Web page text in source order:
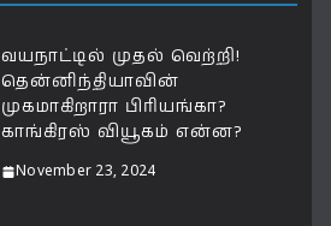
வயநாட்டில் முதல் வெற்றி!
தென்னிந்தியாவின்
முகமாகிறாரா பிரியங்கா?
காங்கிரஸ் வியூகம் என்ன?
November 23, 2024